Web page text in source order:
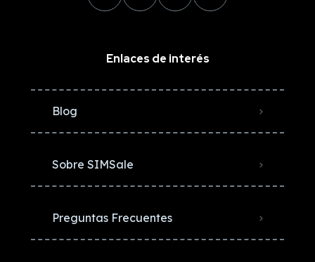
Enlaces de interés
Blog
Sobre SIMSale
Preguntas Frecuentes